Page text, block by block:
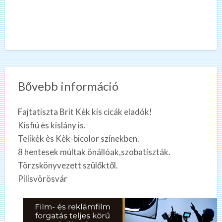
Bővebb információ
Fajtatiszta Brit Kèk kis cicák eladók!
Kisfiú ès kislány is.
Telikèk ès Kèk-bicolor színekben.
8 hentesek múltak önállóak,szobatiszták.
Törzskönyvezett szülőktől.
Pilisvörösvár